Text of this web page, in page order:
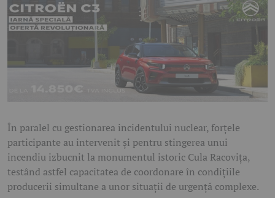
În paralel cu gestionarea incidentului nuclear, forțele
participante au intervenit și pentru stingerea unui
incendiu izbucnit la monumentul istoric Cula Racovița,
testând astfel capacitatea de coordonare în condițiile
producerii simultane a unor situații de urgență complexe.